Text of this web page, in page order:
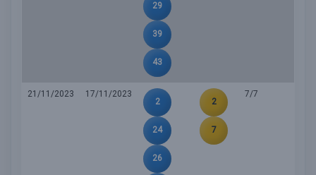
29
39
43
21/11/2023
17/11/2023
2
24
26
2
7
7/7